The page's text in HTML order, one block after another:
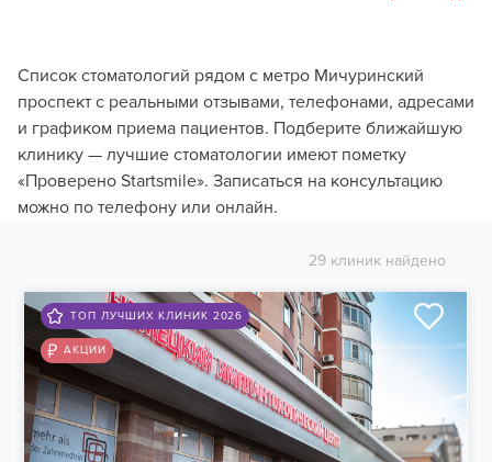
Список стоматологий рядом с метро Мичуринский
проспект с реальными отзывами, телефонами, адресами
и графиком приема пациентов. Подберите ближайшую
клинику — лучшие стоматологии имеют пометку
«Проверено Startsmile». Записаться на консультацию
можно по телефону или онлайн.
29 клиник найдено
ТОП ЛУЧШИХ КЛИНИК 2026
АКЦИИ